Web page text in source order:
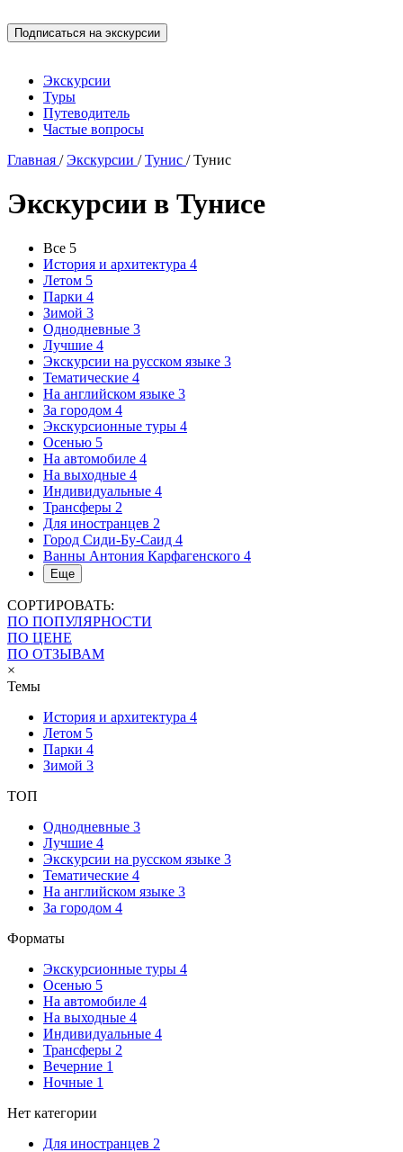
Экскурсии
Туры
Путеводитель
Частые вопросы
Главная /Экскурсии /Тунис /Тунис
Экскурсии в Тунисе
Все 5
История и архитектура 4
Летом 5
Парки 4
Зимой 3
Однодневные 3
Лучшие 4
Экскурсии на русском языке 3
Тематические 4
На английском языке 3
За городом 4
Экскурсионные туры 4
Осенью 5
На автомобиле 4
На выходные 4
Индивидуальные 4
Трансферы 2
Для иностранцев 2
Город Сиди-Бу-Саид 4
Ванны Антония Карфагенского 4
Еще
СОРТИРОВАТЬ:
ПО ПОПУЛЯРНОСТИ
ПО ЦЕНЕ
ПО ОТЗЫВАМ
×
Темы
История и архитектура 4
Летом 5
Парки 4
Зимой 3
ТОП
Однодневные 3
Лучшие 4
Экскурсии на русском языке 3
Тематические 4
На английском языке 3
За городом 4
Форматы
Экскурсионные туры 4
Осенью 5
На автомобиле 4
На выходные 4
Индивидуальные 4
Трансферы 2
Вечерние 1
Ночные 1
Нет категории
Для иностранцев 2